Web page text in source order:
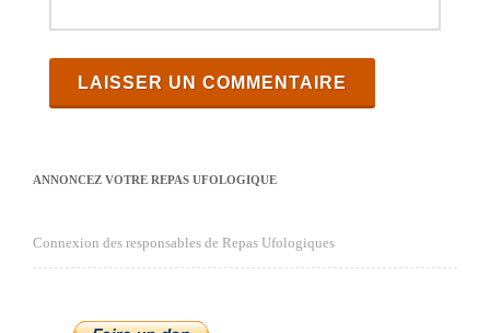
ANNONCEZ VOTRE REPAS UFOLOGIQUE
Connexion des responsables de Repas Ufologiques